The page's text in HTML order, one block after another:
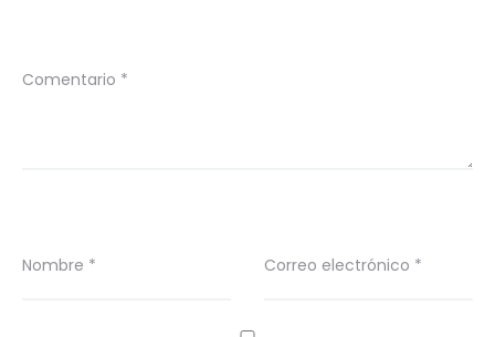
Comentario *
Nombre * Correo electrónico *